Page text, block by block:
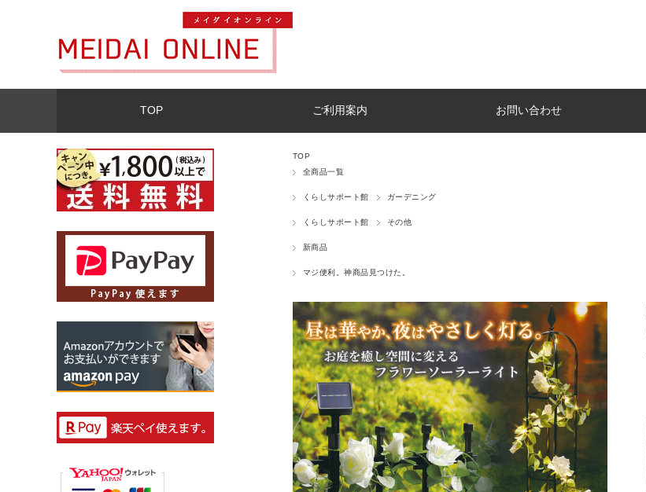
TOP ご利用案内 お問い合わせ
TOP
全商品一覧
くらしサポート館 ガーデニング
くらしサポート館 その他
新商品
マジ便利。神商品見つけた。